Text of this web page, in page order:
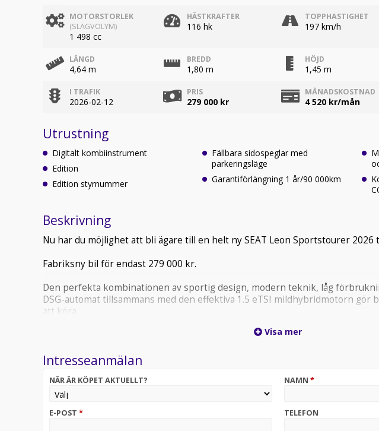
MOTORSTORLEK
(SLAGVOLYM)
1 498 cc
HÄSTKRAFTER
116 hk
TOPPHASTIGHET
197 km/h
LÄNGD
4,64 m
BREDD
1,80 m
HÖJD
1,45 m
I TRAFIK
2026-02-12
PRIS
279 000 kr
MÅNADSKOSTNAD
4 520kr/mån
Utrustning
Digitalt kombiinstrument
Edition
Edition styrnummer
Fällbara sidospeglar med
parkeringsläge
Garantiförlängning 1 år/90 000km
Beskrivning
Nu har du möjlighet att bli ägare till en helt ny SEAT Leon Sportstourer
Fabriksny bil för endast 279 000 kr.
Den perfekta kombinationen av sportig design, modern teknik, låg
DSG-automat tillsammans med den effektiva 1.5 eTSI mildhybridmotorn gör
att köra.
Digitalt kombiinstrument
Trådlös Apple CarPlay & Full Link
Mörktonade rutor bak
Regn- och ljussensor
Visa mer
Intresseanmälan
NÄR ÄR KÖPET AKTUELLT? NAMN *
E-POST * TELEFON